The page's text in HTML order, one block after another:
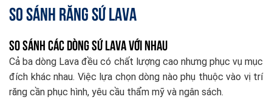
So sánh răng sứ Lava
So Sánh Các Dòng Sứ Lava Với Nhau
Cả ba dòng Lava đều có chất lượng cao nhưng phục vụ mục
đích khác nhau. Việc lựa chọn dòng nào phụ thuộc vào vị trí
răng cần phục hình, yêu cầu thẩm mỹ và ngân sách.